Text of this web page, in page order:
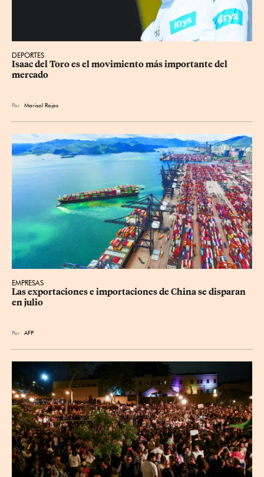
DEPORTES
Isaac del Toro es el movimiento más importante del
mercado
Por Marisol Rojas
EMPRESAS
Las exportaciones e importaciones de China se disparan
en julio
Por AFP